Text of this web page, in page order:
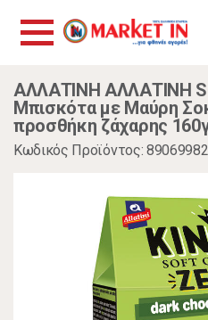
ΑΛΛΑΤΙΝΗ ΑΛΛΑΤΙΝΗ
Μπισκότα με Μαύρη
προσθήκη ζάχαρης
Κωδικός Προϊόντος: 89069982